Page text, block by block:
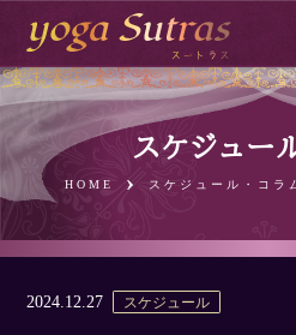
スケジュー
HOME スケジュール・コラ
2024.12.27 スケジュール